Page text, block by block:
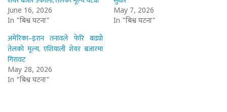
June 16, 2026
In "बिश्व घटना"
May 7, 2026
In "बिश्व घटना"
अमेरिका–इरान तनावले फेरि बढ्यो
तेलको मूल्य, एशियाली शेयर बजारमा
गिरावट
May 28, 2026
In "बिश्व घटना"